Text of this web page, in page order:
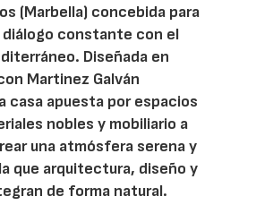
(Marbella) concebida para
constante con el
Diseñada en
Martinez Galván
casa apuesta por espacios
nobles y mobiliario a
una atmósfera serena y
que arquitectura, diseño y
de forma natural.